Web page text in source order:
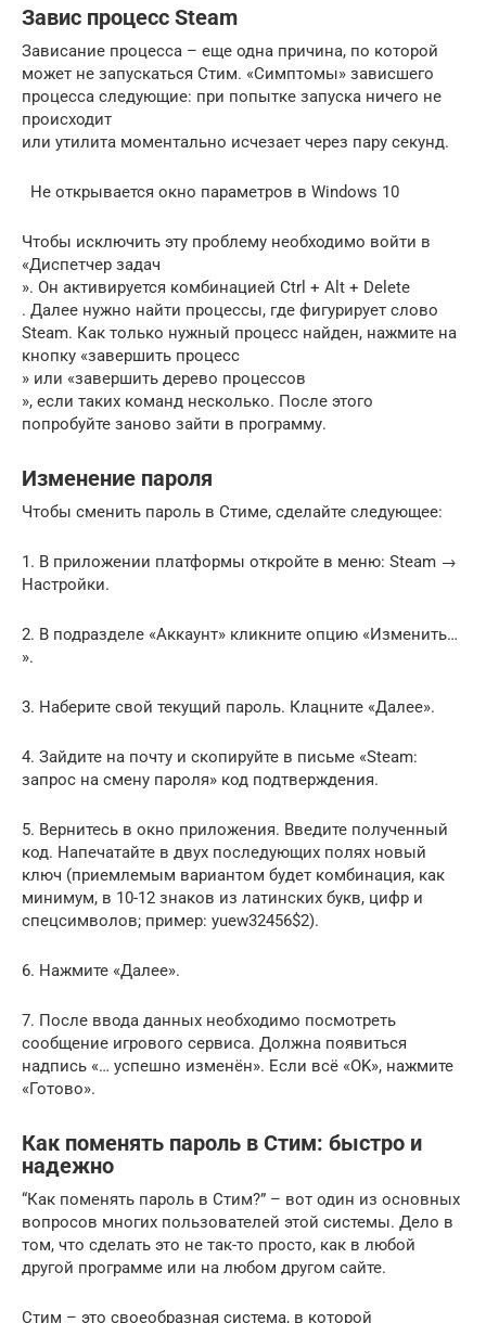
Завис процесс Steam
Зависание процесса – еще одна причина, по которой
может не запускаться Стим. «Симптомы» зависшего
процесса следующие: при попытке запуска ничего не
происходит
или утилита моментально исчезает через пару секунд.
Не открывается окно параметров в Windows 10
Чтобы исключить эту проблему необходимо войти в
«Диспетчер задач
». Он активируется комбинацией Ctrl + Alt + Delete
. Далее нужно найти процессы, где фигурирует слово
Steam. Как только нужный процесс найден, нажмите на
кнопку «завершить процесс
» или «завершить дерево процессов
», если таких команд несколько. После этого
попробуйте заново зайти в программу.
Изменение пароля
Чтобы сменить пароль в Стиме, сделайте следующее:
1. В приложении платформы откройте в меню: Steam →
Настройки.
2. В подразделе «Аккаунт» кликните опцию «Изменить…
».
3. Наберите свой текущий пароль. Клацните «Далее».
4. Зайдите на почту и скопируйте в письме «Steam:
запрос на смену пароля» код подтверждения.
5. Вернитесь в окно приложения. Введите полученный
код. Напечатайте в двух последующих полях новый
ключ (приемлемым вариантом будет комбинация, как
минимум, в 10-12 знаков из латинских букв, цифр и
спецсимволов; пример: yuew32456$2).
6. Нажмите «Далее».
7. После ввода данных необходимо посмотреть
сообщение игрового сервиса. Должна появиться
надпись «… успешно изменён». Если всё «OK», нажмите
«Готово».
Как поменять пароль в Стим: быстро и
надежно
“Как поменять пароль в Стим?” – вот один из основных
вопросов многих пользователей этой системы. Дело в
том, что сделать это не так-то просто, как в любой
другой программе или на любом другом сайте.
Стим – это своеобразная система, в которой